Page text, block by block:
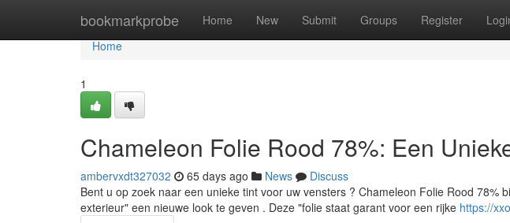
bookmarkprobe Home New Submit Groups Register
Home
Home
1
Chameleon Folie Rood 78%: Een
ambervxdt327032 65 days ago News
Discuss
Bent u op zoek naar een unieke tint voor uw vensters ? Chameleon Folie Rood 78%
exterieur" een nieuwe look te geven . Deze "folie staat garant voor een rijke https://